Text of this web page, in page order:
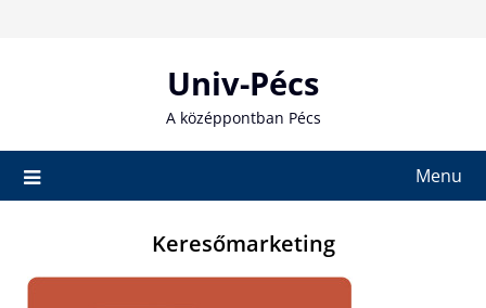
Univ-Pécs
A középpontban Pécs
Menu
Keresőmarketing